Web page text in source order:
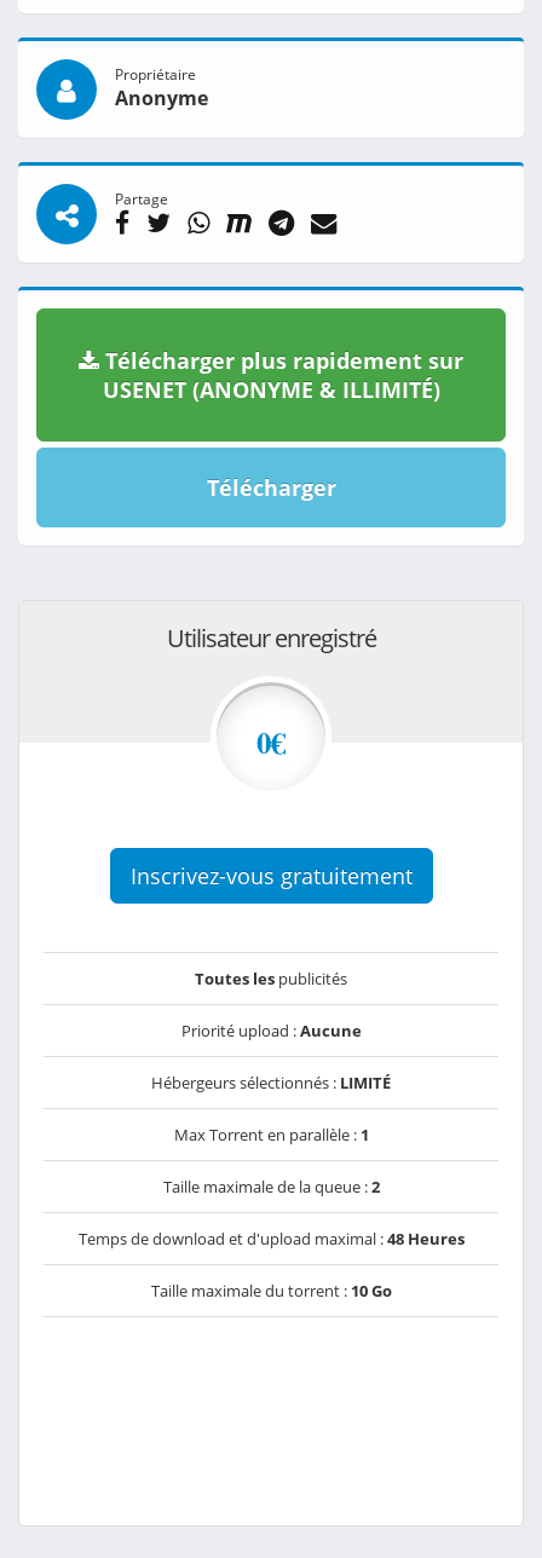
Propriétaire
Anonyme
Partage
Télécharger plus rapidement sur
USENET (ANONYME & ILLIMITÉ)
Télécharger
Utilisateur enregistré
0€
Inscrivez-vous gratuitement
Toutes les publicités
Priorité upload :Aucune
Hébergeurs sélectionnés : LIMITÉ
Max Torrent en parallèle : 1
Taille maximale de la queue :2
Temps de download et d'upload maximal :48 Heures
Taille maximale du torrent : 10 Go